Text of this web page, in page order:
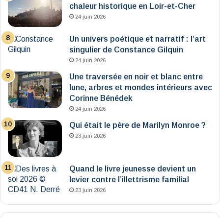
chaleur historique en Loir-et-Cher
24 juin 2026
Un univers poétique et narratif : l’art
singulier de Constance Gilquin
24 juin 2026
Une traversée en noir et blanc entre
lune, arbres et mondes intérieurs avec
Corinne Bénédek
24 juin 2026
Qui était le père de Marilyn Monroe ?
23 juin 2026
Quand le livre jeunesse devient un
levier contre l’illettrisme familial
23 juin 2026